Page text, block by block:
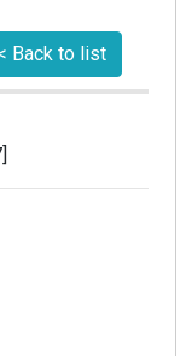
Back to list